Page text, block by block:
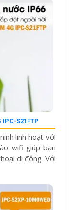
IPC-S21FTP
linh hoạt với
wifi giúp bạn
di động. Với